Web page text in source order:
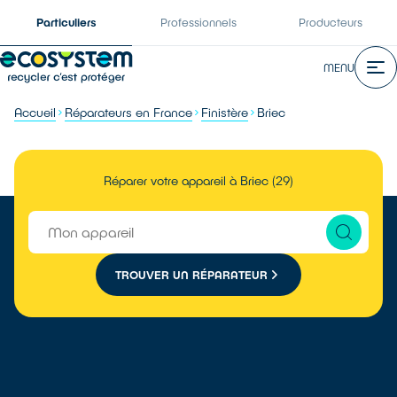
Particuliers Professionnels Producteurs
MENU
Accueil Réparateurs en France Finistère Briec
Réparer votre appareil à Briec (29)
TROUVER UN RÉPARATEUR